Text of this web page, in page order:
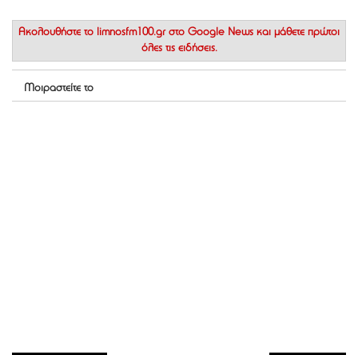
Ακολουθήστε το limnosfm100.gr στο Google News και μάθετε πρώτοι
όλες τις ειδήσεις.
Μοιραστείτε το